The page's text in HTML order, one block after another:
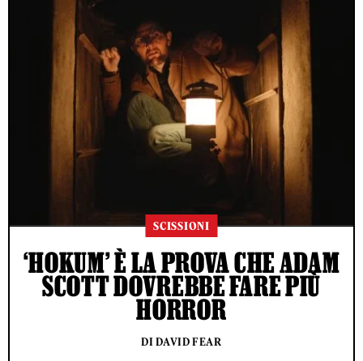
SCISSIONI
‘HOKUM’ È LA PROVA CHE ADAM
SCOTT DOVREBBE FARE PIÙ
HORROR
DI DAVID FEAR